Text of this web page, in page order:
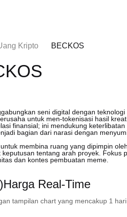
Kripto BECKOS
seni digital dengan
untuk men-tokenisasi hasil
finansial; ini mendukung
bagian dari narasi dengan
membina ruang yang dipimpin
tentang arah proyek.
dan kontes pembuatan meme.
Real-Time
tampilan chart yang mencakup 1